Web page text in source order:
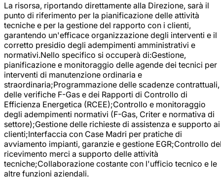
La risorsa, riportando direttamente alla Direzione, sarà il
punto di riferimento per la pianificazione delle attività
tecniche e per la gestione del rapporto con i clienti,
garantendo un'efficace organizzazione degli interventi e il
corretto presidio degli adempimenti amministrativi e
normativi.Nello specifico si occuperà di:Gestione,
pianificazione e monitoraggio delle agende dei tecnici per
interventi di manutenzione ordinaria e
straordinaria;Programmazione delle scadenze contrattuali,
delle verifiche F-Gas e dei Rapporti di Controllo di
Efficienza Energetica (RCEE);Controllo e monitoraggio
degli adempimenti normativi (F-Gas, Criter e normativa di
settore);Gestione delle richieste di assistenza e supporto ai
clienti;Interfaccia con Case Madri per pratiche di
avviamento impianti, garanzie e gestione EGR;Controllo
ricevimento merci a supporto delle attività
tecniche;Collaborazione costante con l'ufficio tecnico e le
altre funzioni aziendali.